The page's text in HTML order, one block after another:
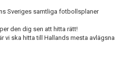
Sveriges samtliga fotbollsplaner
den dig sen att hitta rätt!
vi ska hitta till Hallands mesta avlägsna